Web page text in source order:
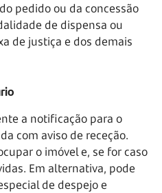
pedido ou da concessão
de dispensa ou
de justiça e dos demais
a notificação para o
com aviso de receção.
o imóvel e, se for caso
Em alternativa, pode
de despejo e